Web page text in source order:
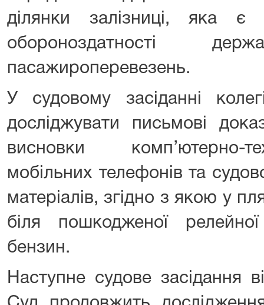
ділянки залізниці, яка
обороноздатності
пасажироперевезень.
У судовому засіданні
досліджувати письмові
висновки комп’ютерно-
мобільних телефонів та
матеріалів, згідно з якою у
біля пошкодженої
бензин.
Наступне судове засідання